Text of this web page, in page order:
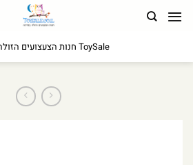
לתוכן
ToySale חנות הצעצועים הזולה במדינה